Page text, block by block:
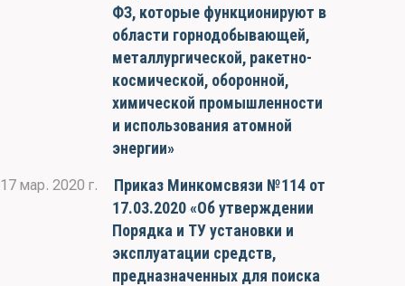
ФЗ, которые функционируют в
области горнодобывающей,
металлургической, ракетно-
космической, оборонной,
химической промышленности
и использования атомной
энергии»
17 мар. 2020 г.
Приказ Минкомсвязи №114 от
17.03.2020 «Об утверждении
Порядка и ТУ установки и
эксплуатации средств,
предназначенных для поиска